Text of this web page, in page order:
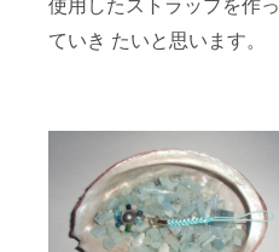
ていき たいと思います。